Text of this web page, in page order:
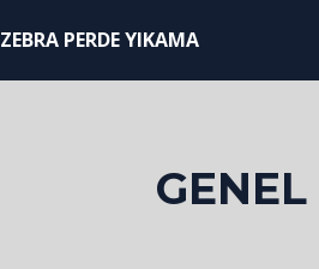
ZEBRA PERDE YIKAMA